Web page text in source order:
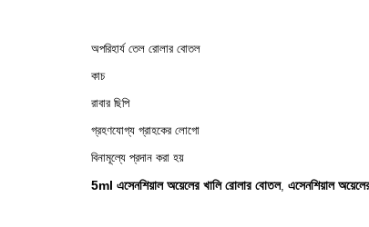
অপরিহার্য তেল রোলার বোতল
কাচ
রাবার ছিপি
গ্রহণযোগ্য গ্রাহকের লোগো
বিনামূল্যে প্রদান করা হয়
5ml এসেনশিয়াল অয়েলের খালি রোলার বোতল, এসেনশিয়াল